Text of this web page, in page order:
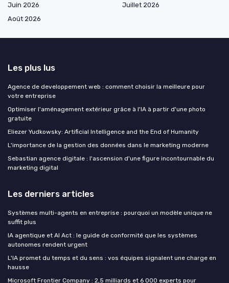
Juin 2026
Juillet 2026
Août 2026
Les plus lus
Agence de developpement web : comment choisir la meilleure pour
votre entreprise
Optimiser l'aménagement extérieur grâce à l'IA à partir d'une photo
gratuite
Eliezer Yudkowsky: Artificial Intelligence and the End of Humanity
L'importance de la gestion des données dans le marketing moderne
Sebastian agence digitale : l'ascension d'une figure incontournable du
marketing digital
Les derniers articles
Systèmes multi-agents en entreprise : pourquoi un modèle unique ne
suffit plus
IA agentique et AI Act : le guide de conformité que les systèmes
autonomes rendent urgent
L'IA promet du temps et du sens : vos équipes signalent une charge en
hausse
Microsoft Frontier Company : 2,5 milliards et 6 000 experts pour